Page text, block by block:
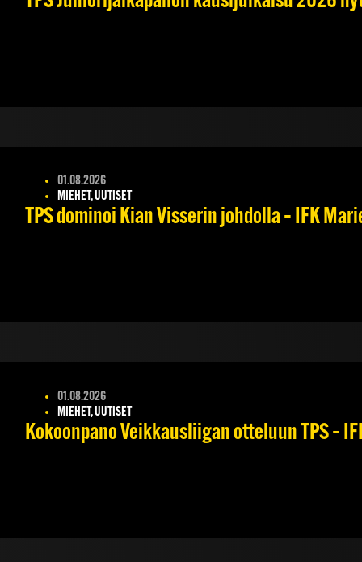
01.08.2026
MIEHET, UUTISET
TPS dominoi Kian Visserin johdolla – IFK
01.08.2026
MIEHET, UUTISET
Kokoonpano Veikkausliigan otteluun TPS –